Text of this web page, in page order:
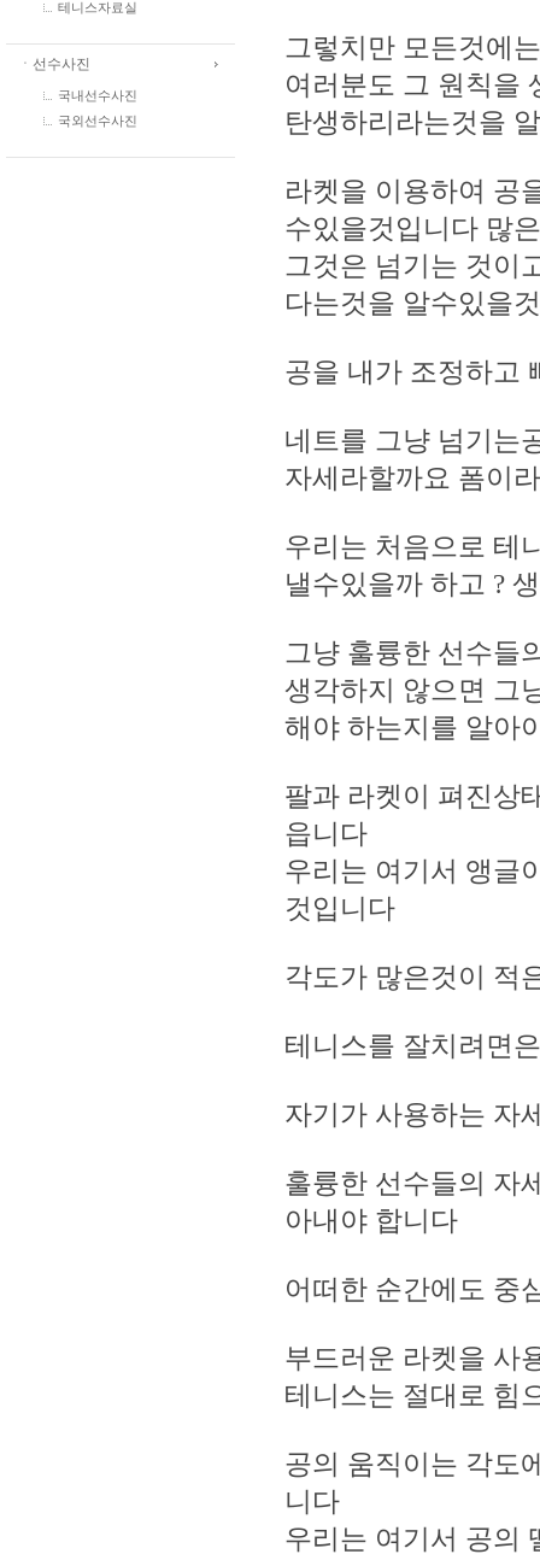
테니스자료실
ㆍ선수사진
국내선수사진
국외선수사진
그렇치만 모든것에
여러분도 그 원칙을
탄생하리라는것을
라켓을 이용하여 공
수있을것입니다 많
그것은 넘기는 것이
다는것을 알수있을
공을 내가 조정하고
네트를 그냥 넘기는
자세라할까요 폼이
우리는 처음으로 테
낼수있을까 하고 ?
그냥 훌륭한 선수들
생각하지 않으면 그
해야 하는지를 알아
팔과 라켓이 펴진상
읍니다
우리는 여기서 앵글
것입니다
각도가 많은것이 적
테니스를 잘치려면은
자기가 사용하는 자
훌륭한 선수들의 자
아내야 합니다
어떠한 순간에도 중
부드러운 라켓을 사
테니스는 절대로 힘
공의 움직이는 각도
니다
우리는 여기서 공의